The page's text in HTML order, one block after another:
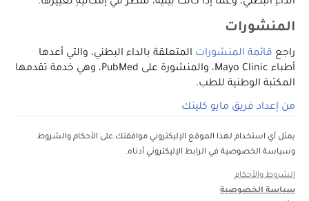
المنشورات
راجع قائمة المنشورات المتعلقة بالداء البطني، والتي أعدها
أطباء Mayo Clinic، والمنشورة على PubMed، وهي خدمة تقدمها
المكتبة الوطنية للطب.
من إعداد فريق مايو كلينك
يمثل أي استخدام لهذا الموقع الإليكتروني موافقتك على الأحكام والشروط
وسياسة الخصوصية في الرابط الإليكتروني أدناه.
الشروط والأحكام
سياسة الخصوصية